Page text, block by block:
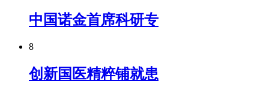
中国诺金首席科研专
8
创新国医精粹铺就患